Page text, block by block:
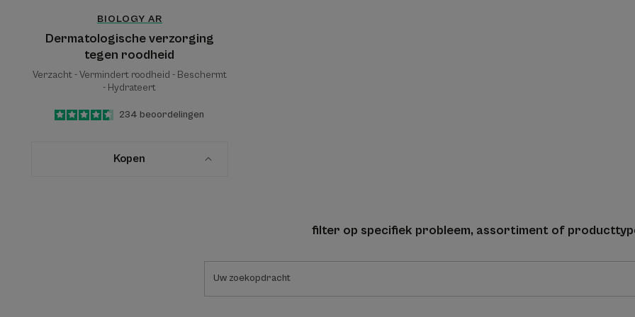
BIOLOGY AR
Dermatologische verzorging
tegen roodheid
Verzacht - Vermindert roodheid - Beschermt
- Hydrateert
4.6
/
5
234 beoordelingen
Kopen
filter op specifiek probleem, assortiment of